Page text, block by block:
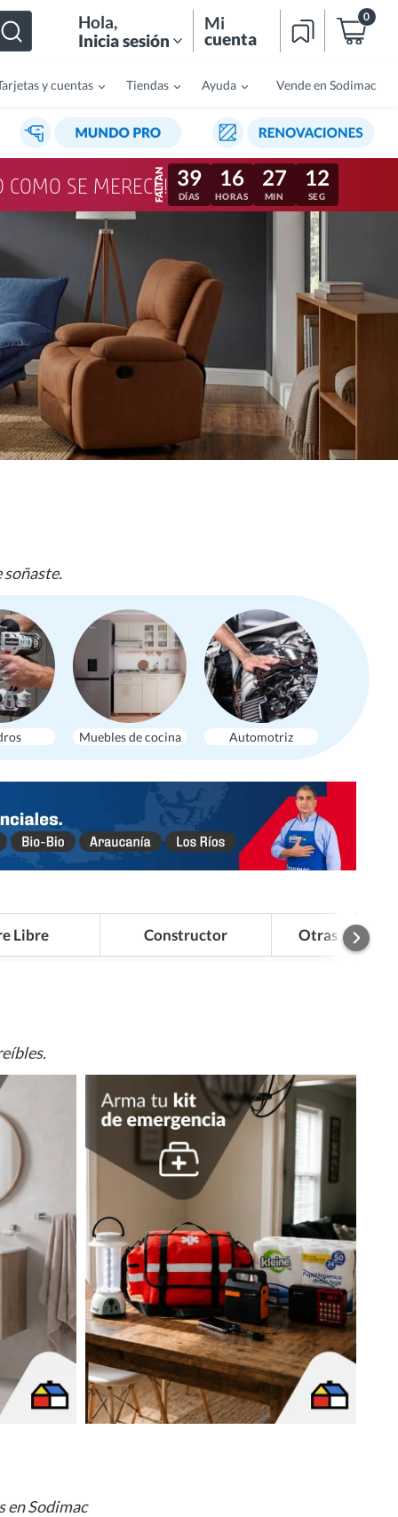
Hola,
Inicia sesión
Mi
cuenta
0
y cuentas Tiendas Ayuda Vende en Sodimac
COMO SE MERECE! 39
DÍAS
16
HORAS
27
MIN
09
SEG
soñaste.
Muebles de cocina Automotriz
Libre Constructor Otras
en Sodimac